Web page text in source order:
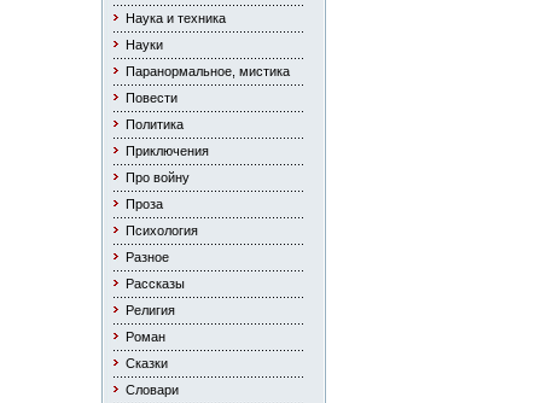
Наука и техника
Науки
Паранормальное, мистика
Повести
Политика
Приключения
Про войну
Проза
Психология
Разное
Рассказы
Религия
Роман
Сказки
Словари